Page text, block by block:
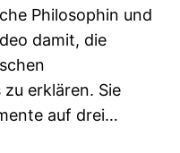
Philosophin und
damit, die
erklären. Sie
auf drei…